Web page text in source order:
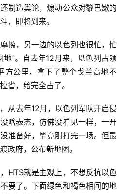
制造舆论，煽动公众对黎巴嫩的
，即将到来。
擦，另一边的以色列也很忙，忙
地”。自去年12月来，以色列占领
方公里，拿下了整个戈兰高地不
省，给完全占了。
从去年12月，以色列军队开启侵
啥表态，仿佛没看见一样，一开
准备好，毕竟刚打完一场。但最
政府，公布新地图。
HTS就是主观上，不想反抗以色
要了。下面绿色和褐色相间的地